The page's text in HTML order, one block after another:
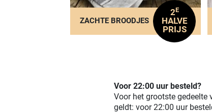
ZACHTE BROODJES
2E
HALVE
PRIJS
Voor 22:00 uur besteld?
Voor het grootste gedeelte
geldt: voor 22:00 uur